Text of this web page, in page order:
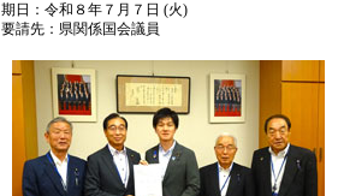
期日：令和８年７月７日 (火)
要請先：県関係国会議員